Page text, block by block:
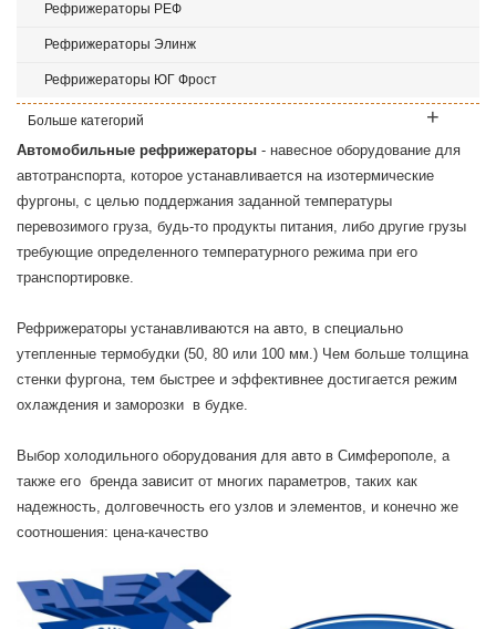
Рефрижераторы РЕФ
Рефрижераторы Элинж
Рефрижераторы ЮГ Фрост
Больше категорий
Автомобильные рефрижераторы - навесное оборудование для
автотранспорта, которое устанавливается на изотермические
фургоны, с целью поддержания заданной температуры
перевозимого груза, будь-то продукты питания, либо другие грузы
требующие определенного температурного режима при его
транспортировке.
Рефрижераторы устанавливаются на авто, в специально
утепленные термобудки (50, 80 или 100 мм.) Чем больше толщина
стенки фургона, тем быстрее и эффективнее достигается режим
охлаждения и заморозки в будке.
Выбор холодильного оборудования для авто в Симферополе, а
также его бренда зависит от многих параметров, таких как
надежность, долговечность его узлов и элементов, и конечно же
соотношения: цена-качество